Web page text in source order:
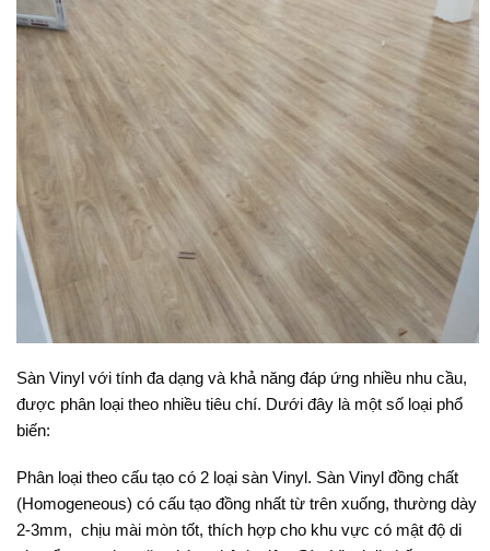
Sàn Vinyl với tính đa dạng và khả năng đáp ứng nhiều nhu cầu,
được phân loại theo nhiều tiêu chí. Dưới đây là một số loại phổ
biến:
Phân loại theo cấu tạo có 2 loại sàn Vinyl. Sàn Vinyl đồng chất
(Homogeneous) có cấu tạo đồng nhất từ trên xuống, thường dày
2-3mm, chịu mài mòn tốt, thích hợp cho khu vực có mật độ di